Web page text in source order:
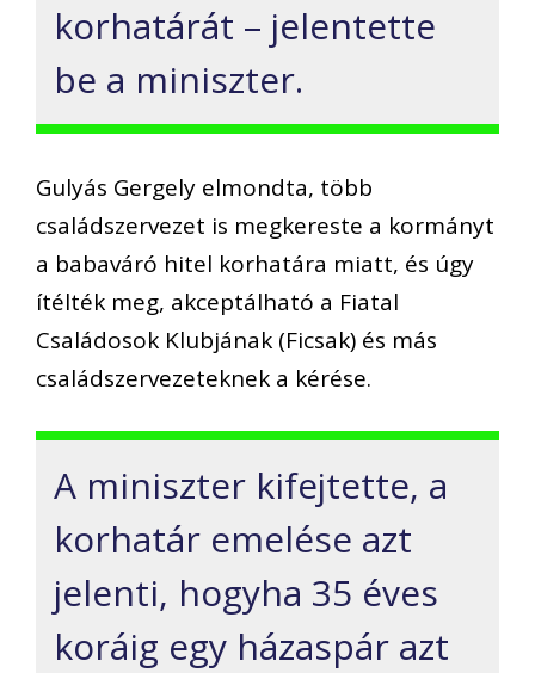
korhatárát – jelentette
be a miniszter.
Gulyás Gergely elmondta, több
családszervezet is megkereste a kormányt
a babaváró hitel korhatára miatt, és úgy
ítélték meg, akceptálható a Fiatal
Családosok Klubjának (Ficsak) és más
családszervezeteknek a kérése.
A miniszter kifejtette, a
korhatár emelése azt
jelenti, hogyha 35 éves
koráig egy házaspár azt